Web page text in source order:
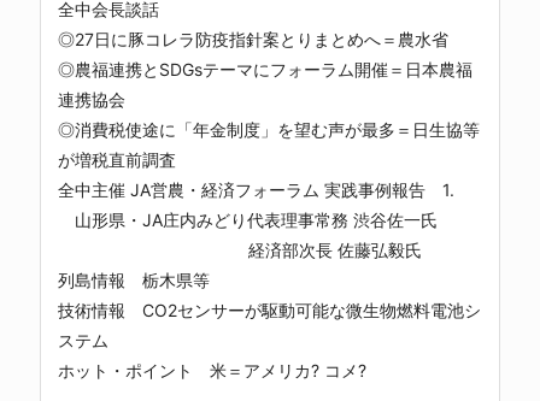
全中会長談話
◎27日に豚コレラ防疫指針案とりまとめへ＝農水省
◎農福連携とSDGsテーマにフォーラム開催＝日本農福
連携協会
◎消費税使途に「年金制度」を望む声が最多＝日生協等
が増税直前調査
全中主催 JA営農・経済フォーラム 実践事例報告 1.
山形県・JA庄内みどり代表理事常務 渋谷佐一氏
経済部次長 佐藤弘毅氏
列島情報 栃木県等
技術情報 CO2センサーが駆動可能な微生物燃料電池シ
ステム
ホット・ポイント 米＝アメリカ? コメ?